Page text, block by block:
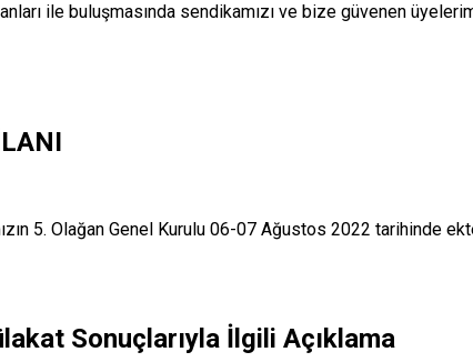
ile buluşmasında sendikamızı ve bize güvenen
5. Olağan Genel Kurulu 06-07 Ağustos 2022 tarihinde
Sonuçlarıyla İlgili Açıklama